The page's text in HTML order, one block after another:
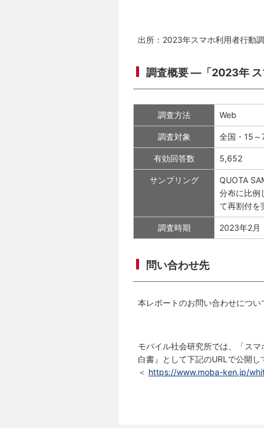
出所：2023年スマホ利用者行動
調査概要 ―「2023年
調査方法 Web
調査対象 全国・15
有効回答数 5,652
サンプリング
QUOTA
分布に比例
て再割付を
調査時期 2023年2月
問い合わせ先
本レポートのお問い合わせについ
モバイル社会研究所では、「ス
白書』として下記のURLで公開し
＜ https://www.moba-ken.jp/